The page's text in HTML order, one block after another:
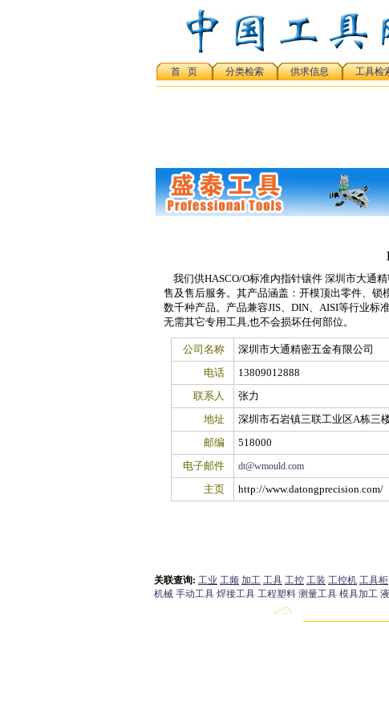
首 页 分类检索 供求信息 工具检
我们供HASCO/O标准内指针镶件 深圳市大通
售及售后服务。其产品涵盖：开模顶出零件、
数千种产品。产品兼容JIS、DIN、AISI等行业标
无需其它专用工具,也不会损坏任何部位。
公司名称
深圳市大通精密五金有限公司
电话
13809012888
联系人
张力
地址
深圳市石岩镇三联工业区A栋三
邮编
518000
电子邮件
dt@wmould.com
主页 http://www.datongprecision.com/